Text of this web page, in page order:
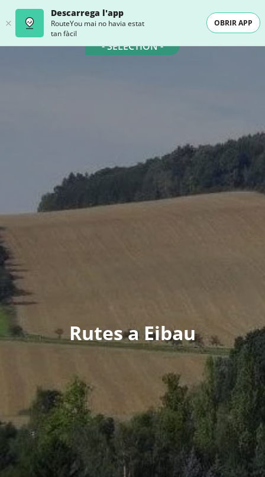
Descarrega l'app
RouteYou mai no havia estat
tan fàcil
OBRIR APP
- SELECTION -
Rutes a Eibau